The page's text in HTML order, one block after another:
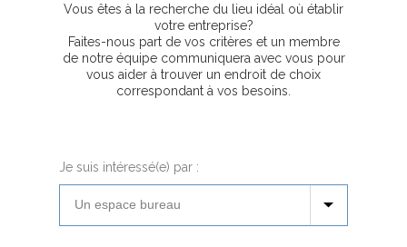
Vous êtes à la recherche du lieu idéal où établir
votre entreprise?
Faites-nous part de vos critères et un membre
de notre équipe communiquera avec vous pour
vous aider à trouver un endroit de choix
correspondant à vos besoins.
Je suis intéressé(e) par :